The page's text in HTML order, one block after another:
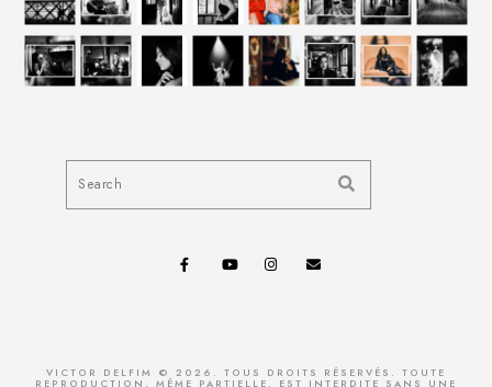
VICTOR DELFIM © 2026. TOUS DROITS RÉSERVÉS. TOUTE
REPRODUCTION, MÊME PARTIELLE, EST INTERDITE SANS UNE